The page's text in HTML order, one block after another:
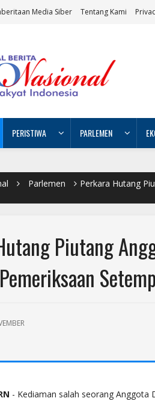
Media Siber Tentang Kami
PERISTIWA PARLEMEN
Parlemen Perkara Hutang
Piutang
- Kediaman salah seorang Anggota